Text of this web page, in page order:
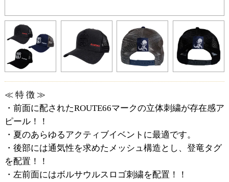
≪ 特 徴 ≫
・前面に配されたROUTE66マークの立体刺繍が存在感ア
ピール！！
・夏のあらゆるアクティブイベントに最適です。
・後部には通気性を求めたメッシュ構造とし、登竜タグ
を配置！！
・左前面にはボルサウルスロゴ刺繍を配置！！